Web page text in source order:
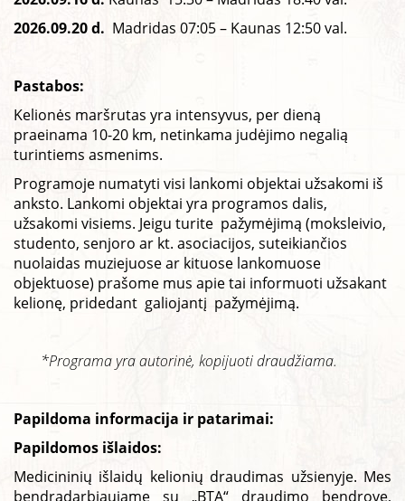
2026.09.20 d. Madridas 07:05 – Kaunas 12:50 val.
Pastabos:
Kelionės maršrutas yra intensyvus, per dieną
praeinama 10-20 km, netinkama judėjimo negalią
turintiems asmenims.
Programoje numatyti visi lankomi objektai užsakomi iš
anksto. Lankomi objektai yra programos dalis,
užsakomi visiems. Jeigu turite pažymėjimą (moksleivio,
studento, senjoro ar kt. asociacijos, suteikiančios
nuolaidas muziejuose ar kituose lankomuose
objektuose) prašome mus apie tai informuoti užsakant
kelionę, pridedant galiojantį pažymėjimą.
*Programa yra autorinė, kopijuoti draudžiama.
Papildoma informacija ir patarimai:
Papildomos išlaidos:
Medicininių išlaidų kelionių draudimas užsienyje. Mes
bendradarbiaujame su „BTA“ draudimo bendrove,